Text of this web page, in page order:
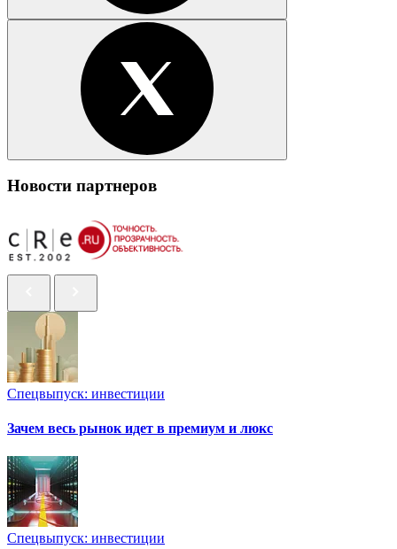
Новости партнеров
Спецвыпуск: инвестиции
Зачем весь рынок идет в премиум и люкс
Спецвыпуск: инвестиции